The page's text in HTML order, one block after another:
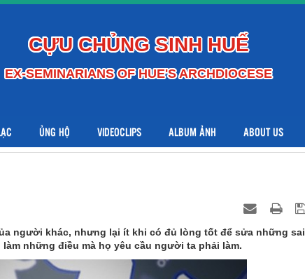
CỰU CHỦNG SINH HUẾ
EX-SEMINARIANS OF HUE'S ARCHDIOCESE
ỦNG HỘ VIDEOCLIPS ALBUM ẢNH ABOUT US
người khác, nhưng lại ít khi có đủ lòng tốt để sửa những sai
những điều mà họ yêu cầu người ta phải làm.